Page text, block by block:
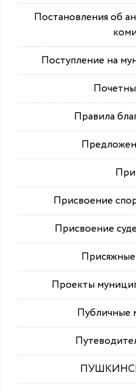
Постановления об
Поступление на
Правила
Присвоение
Присвоение
Присяжные
Проекты
Публичные